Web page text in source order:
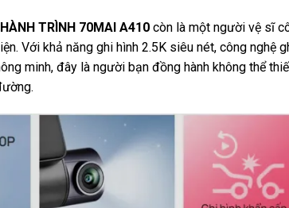
TRÌNH 70MAI A410 còn là một người vệ sĩ
Với khả năng ghi hình 2.5K siêu nét, công nghệ
minh, đây là người bạn đồng hành không thể